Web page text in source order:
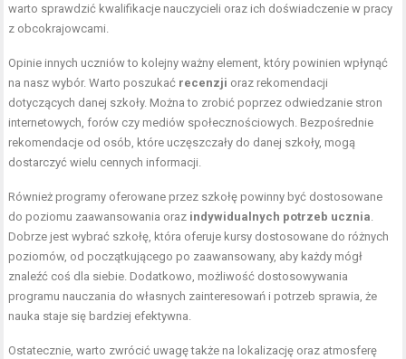
warto sprawdzić kwalifikacje nauczycieli oraz ich doświadczenie w pracy
z obcokrajowcami.
Opinie innych uczniów to kolejny ważny element, który powinien wpłynąć
na nasz wybór. Warto poszukać recenzji oraz rekomendacji
dotyczących danej szkoły. Można to zrobić poprzez odwiedzanie stron
internetowych, forów czy mediów społecznościowych. Bezpośrednie
rekomendacje od osób, które uczęszczały do danej szkoły, mogą
dostarczyć wielu cennych informacji.
Również programy oferowane przez szkołę powinny być dostosowane
do poziomu zaawansowania oraz indywidualnych potrzeb ucznia
Dobrze jest wybrać szkołę, która oferuje kursy dostosowane do różnych
poziomów, od początkującego po zaawansowany, aby każdy mógł
znaleźć coś dla siebie. Dodatkowo, możliwość dostosowywania
programu nauczania do własnych zainteresowań i potrzeb sprawia, że
nauka staje się bardziej efektywna.
Ostatecznie, warto zwrócić uwagę także na lokalizację oraz atmosferę